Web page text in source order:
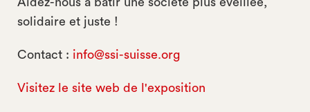
solidaire et juste !
Contact : info@ssi-suisse.org
Visitez le site web de l'exposition